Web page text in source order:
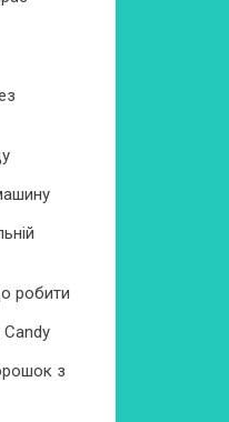
робити
з